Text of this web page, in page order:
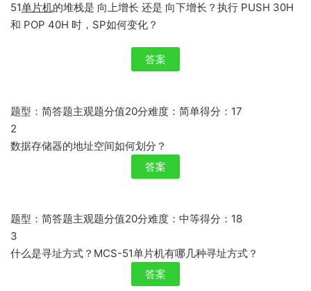
51单片机的堆栈是 向上增长 还是 向下增长？执行 PUSH 30H
和 POP 40H 时，SP如何变化？
答案
题型：简答题主观题分值20分难度：简单得分：17
2
数据存储器的地址空间如何划分？
答案
题型：简答题主观题分值20分难度：中等得分：18
3
什么是寻址方式？MCS-51单片机有哪几种寻址方式？
答案